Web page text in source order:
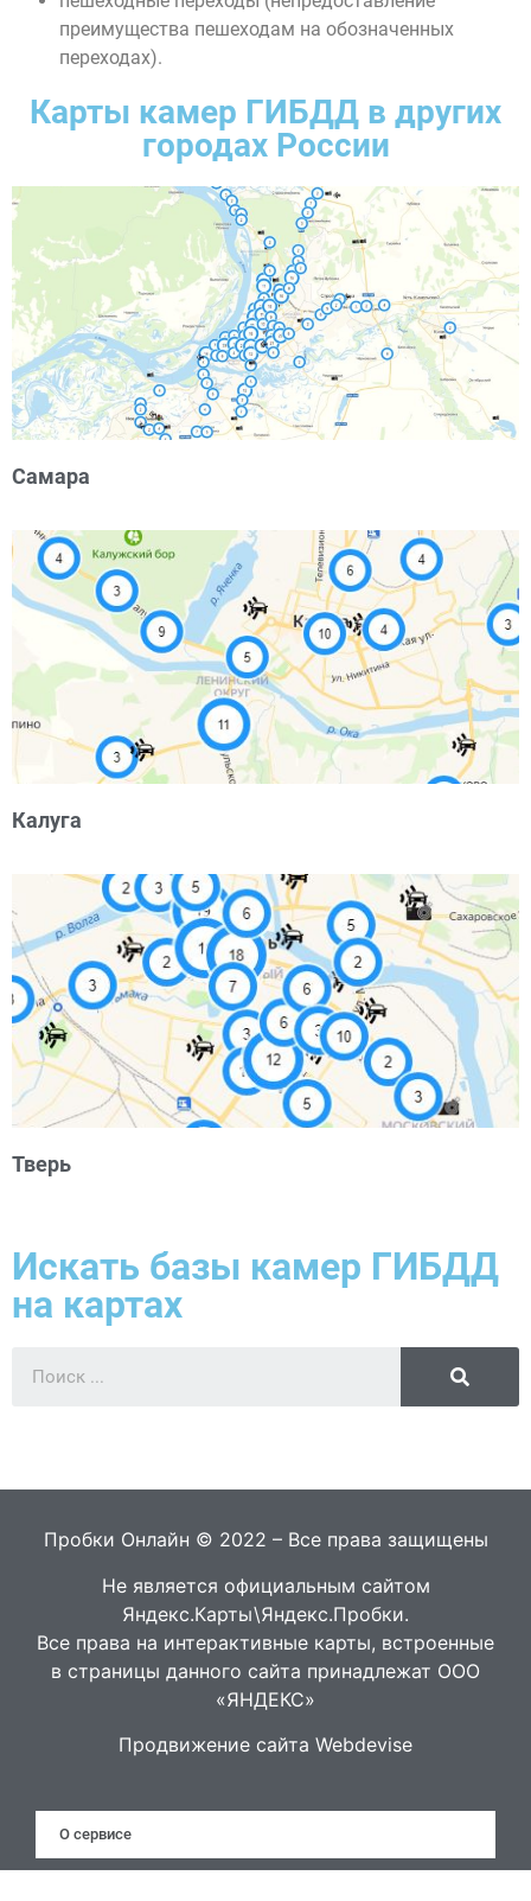
преимущества пешеходам на обозначенных
переходах).
Карты камер ГИБДД в других
городах России
Самара
Калуга
Тверь
Искать базы камер ГИБДД
на картах
Пробки Онлайн © 2022 – Все права защищены
Не является официальным сайтом
Яндекс.Карты\Яндекс.Пробки.
Все права на интерактивные карты, встроенные
в страницы данного сайта принадлежат ООО
«ЯНДЕКС»
Продвижение сайта Webdevise
О сервисе